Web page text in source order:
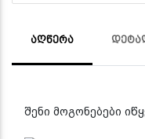
ᲐᲦᲬᲔᲠᲐ
შენი მოგონებები